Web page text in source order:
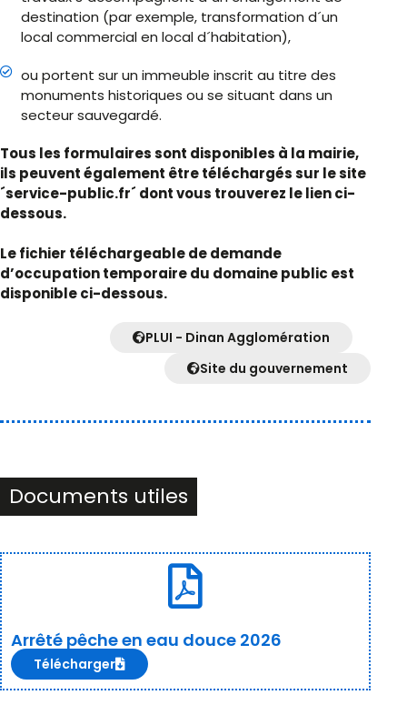
destination (par exemple, transformation d´un
local commercial en local d´habitation),
ou portent sur un immeuble inscrit au titre des
monuments historiques ou se situant dans un
secteur sauvegardé.
Tous les formulaires sont disponibles à la mairie,
ils peuvent également être téléchargés sur le site
´service-public.fr´ dont vous trouverez le lien ci-
dessous.
Le fichier téléchargeable de demande
d’occupation temporaire du domaine public est
disponible ci-dessous.
PLUI - Dinan Agglomération
Site du gouvernement
Documents utiles
Arrêté pêche en eau douce 2026
Télécharger